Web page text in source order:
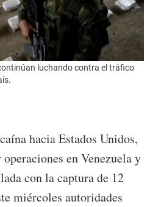
luchando contra el tráfico
hacia Estados Unidos,
en Venezuela y
con la captura de 12
miércoles autoridades